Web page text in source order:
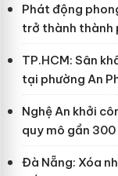
Phát động
trở thành thành
TP.HCM: Sân
tại phường An
Nghệ An khởi
quy mô gần
Đà Nẵng: Xóa